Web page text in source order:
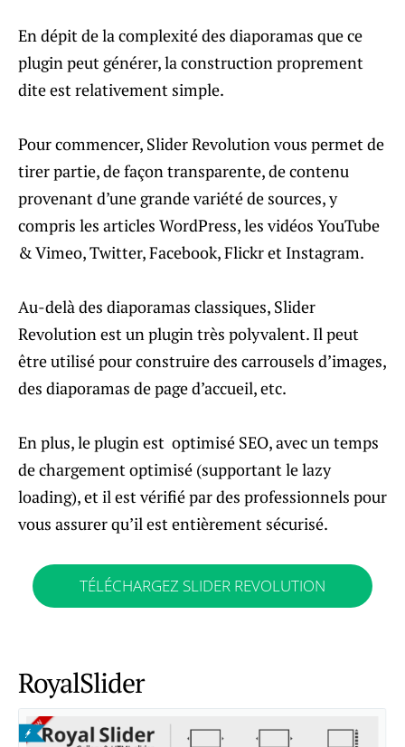
En dépit de la complexité des diaporamas que ce
plugin peut générer, la construction proprement
dite est relativement simple.
Pour commencer, Slider Revolution vous permet de
tirer partie, de façon transparente, de contenu
provenant d’une grande variété de sources, y
compris les articles WordPress, les vidéos YouTube
& Vimeo, Twitter, Facebook, Flickr et Instagram.
Au-delà des diaporamas classiques, Slider
Revolution est un plugin très polyvalent. Il peut
être utilisé pour construire des carrousels d’images,
des diaporamas de page d’accueil, etc.
En plus, le plugin est optimisé SEO, avec un temps
de chargement optimisé (supportant le lazy
loading), et il est vérifié par des professionnels pour
vous assurer qu’il est entièrement sécurisé.
TÉLÉCHARGEZ SLIDER REVOLUTION
RoyalSlider